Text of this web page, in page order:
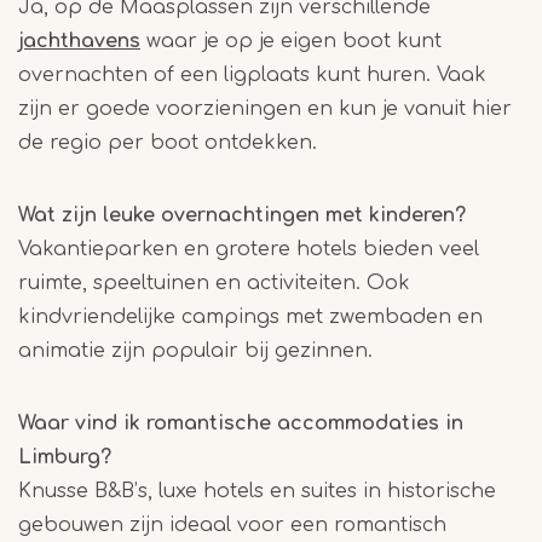
Ja, op de Maasplassen zijn verschillende
jachthavens waar je op je eigen boot kunt
overnachten of een ligplaats kunt huren. Vaak
zijn er goede voorzieningen en kun je vanuit hier
de regio per boot ontdekken.
Wat zijn leuke overnachtingen met kinderen?
Vakantieparken en grotere hotels bieden veel
ruimte, speeltuinen en activiteiten. Ook
kindvriendelijke campings met zwembaden en
animatie zijn populair bij gezinnen.
Waar vind ik romantische accommodaties in
Limburg?
Knusse B&B’s, luxe hotels en suites in historische
gebouwen zijn ideaal voor een romantisch